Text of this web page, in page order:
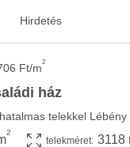
Ft/m2
ház
telekkel Lébény
2
telekméret: 3118